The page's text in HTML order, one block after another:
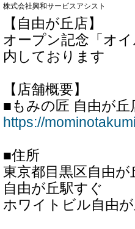
株式会社興和サービスアシスト
【自由が丘店】
オープン記念「オ
内しております
【店舗概要】
■もみの匠 自由が丘
https://
■住所
東京都目黒区自由
自由が丘駅すぐ
ホワイトビル自由